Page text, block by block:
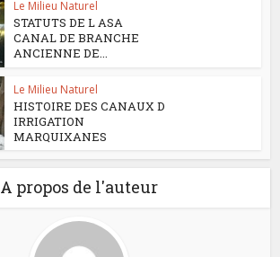
Le Milieu Naturel
STATUTS DE L ASA
CANAL DE BRANCHE
ANCIENNE DE...
Le Milieu Naturel
HISTOIRE DES CANAUX D
IRRIGATION
MARQUIXANES
A propos de l'auteur